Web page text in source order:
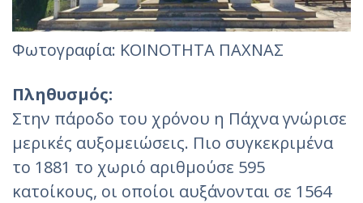
Φωτoγραφία: ΚΟΙΝΟΤΗΤΑ ΠΑΧΝΑΣ
Πληθυσμός:
Στην πάροδο του χρόνου η Πάχνα γνώρισε
μερικές αυξομειώσεις. Πιο συγκεκριμένα
το 1881 το χωριό αριθμούσε 595
κατοίκους, οι οποίοι αυξάνονται σε 1564